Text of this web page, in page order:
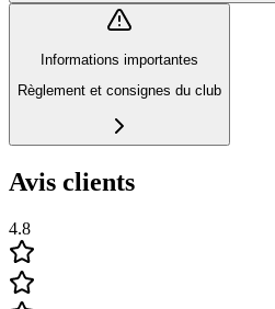
Informations importantes
Règlement et consignes du club
Avis clients
4.8